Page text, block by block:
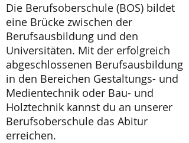
Die Berufsoberschule (BOS) bildet
eine Brücke zwischen der
Berufsausbildung und den
Universitäten. Mit der erfolgreich
abgeschlossenen Berufsausbildung
in den Bereichen Gestaltungs- und
Medientechnik oder Bau- und
Holztechnik kannst du an unserer
Berufsoberschule das Abitur
erreichen.